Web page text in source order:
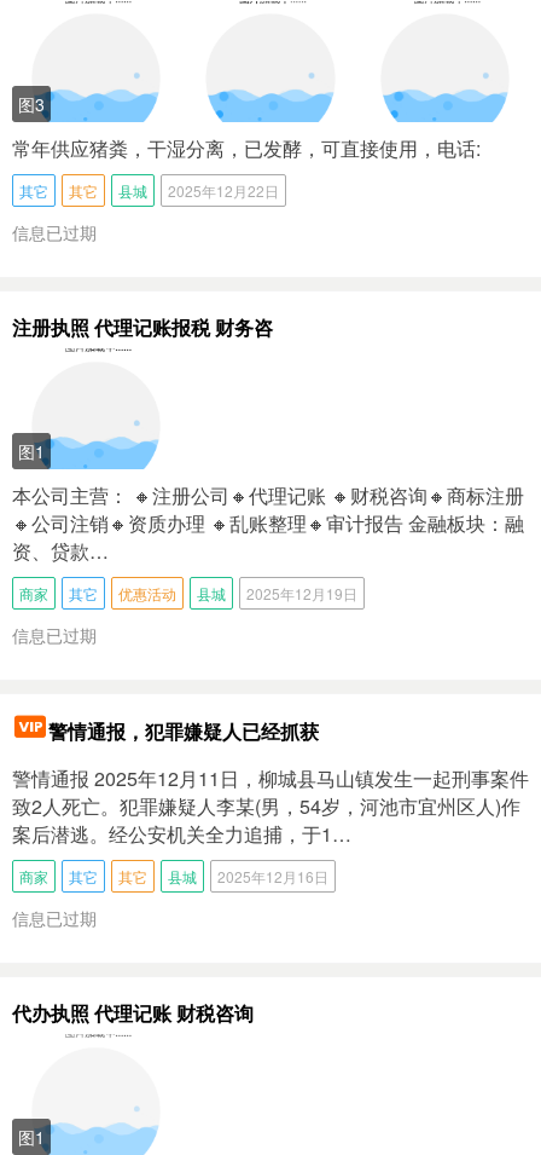
图3
常年供应猪粪，干湿分离，已发酵，可直接使用，电话:
其它 其它 县城 2025年12月22日
信息已过期
注册执照 代理记账报税 财务咨
图1
本公司主营： 🔸注册公司🔸代理记账 🔸财税咨询🔸商标注册
🔸公司注销🔸资质办理 🔸乱账整理🔸审计报告 金融板块：融
资、贷款…
商家 其它 优惠活动 县城 2025年12月19日
信息已过期
警情通报，犯罪嫌疑人已经抓获
警情通报 2025年12月11日，柳城县马山镇发生一起刑事案件
致2人死亡。犯罪嫌疑人李某(男，54岁，河池市宜州区人)作
案后潜逃。经公安机关全力追捕，于1…
商家 其它 其它 县城 2025年12月16日
信息已过期
代办执照 代理记账 财税咨询
图1